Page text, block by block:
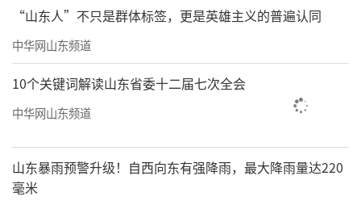
“山东人”不只是群体标签，更是英雄主义的普遍认同
中华网山东频道
10个关键词解读山东省委十二届七次全会
中华网山东频道
山东暴雨预警升级！自西向东有强降雨，最大降雨量达220
毫米